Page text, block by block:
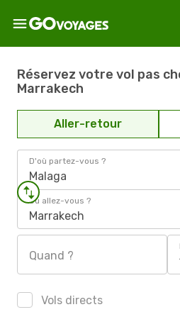
Réservez votre vol pas
Marrakech
Aller-retour
D'où partez-vous ?
Malaga
Où allez-vous ?
Marrakech
Quand ?
Vols directs